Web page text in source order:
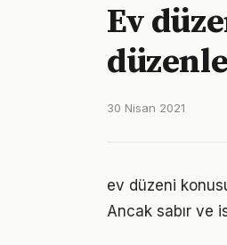
Ev
30 Nisan 2021
ev düzeni
Ancak sabır ve